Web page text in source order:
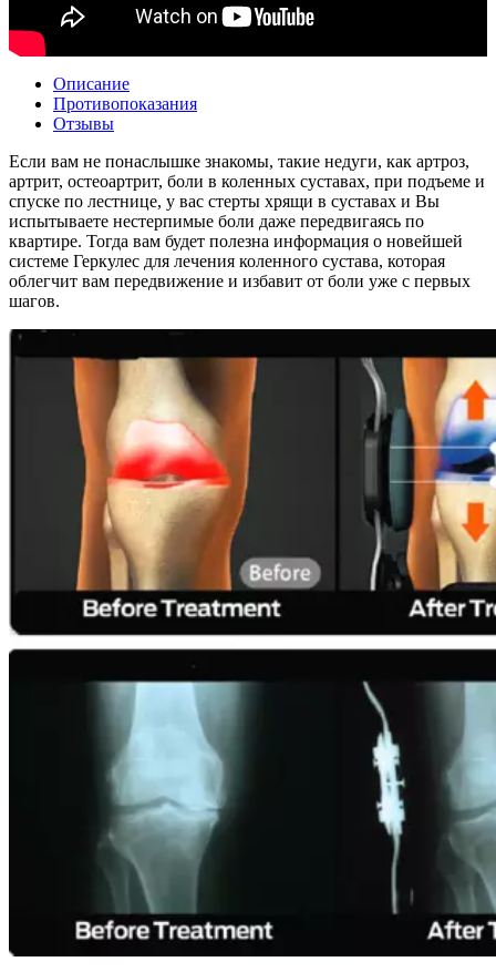
Описание
Противопоказания
Отзывы
Если вам не понаслышке знакомы, такие недуги, как артроз,
артрит, остеоартрит, боли в коленных суставах, при подъеме и
спуске по лестнице, у вас стерты хрящи в суставах и Вы
испытываете нестерпимые боли даже передвигаясь по
квартире. Тогда вам будет полезна информация о новейшей
системе Геркулес для лечения коленного сустава, которая
облегчит вам передвижение и избавит от боли уже с первых
шагов.